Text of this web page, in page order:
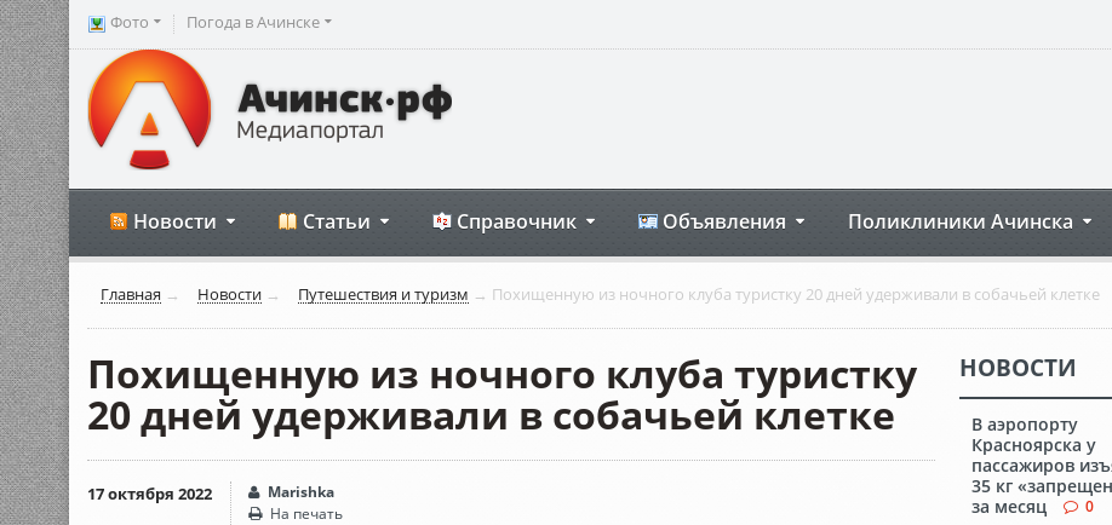
Фото Погода в Ачинске
Новости Статьи Справочник Объявления Поликлиники Ачинска
Главная → Новости → Путешествия и туризм → Похищенную из ночного клуба туристку 20 дней удерживали в собачьей клетке
Похищенную из ночного клуба туристку
20 дней удерживали в собачьей клетке
17 октября 2022
Marishka
На печать
НОВОСТИ
В аэропорту
Красноярска у
пассажиров
35 кг
за месяц
0